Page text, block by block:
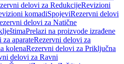
delovi za RedukcijeRevizioni
komadiSpojeviRezervni delovi
delovi za Natične
Prelazi na proizvode izrađene
aparateRezervni delovi za
kolenaRezervni delovi za Priključna
delovi za Ravni